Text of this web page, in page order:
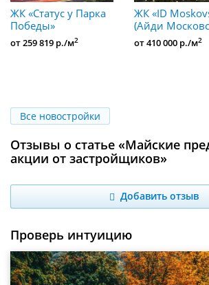
ЖК «Статус у Парка
Победы»
от 259 819 р./м2
ЖК «ID
(Айди
от 410 000 р./м2
Все новостройки
Отзывы о статье «Майские
акции от застройщиков»
Добавить отзыв
Проверь интуицию